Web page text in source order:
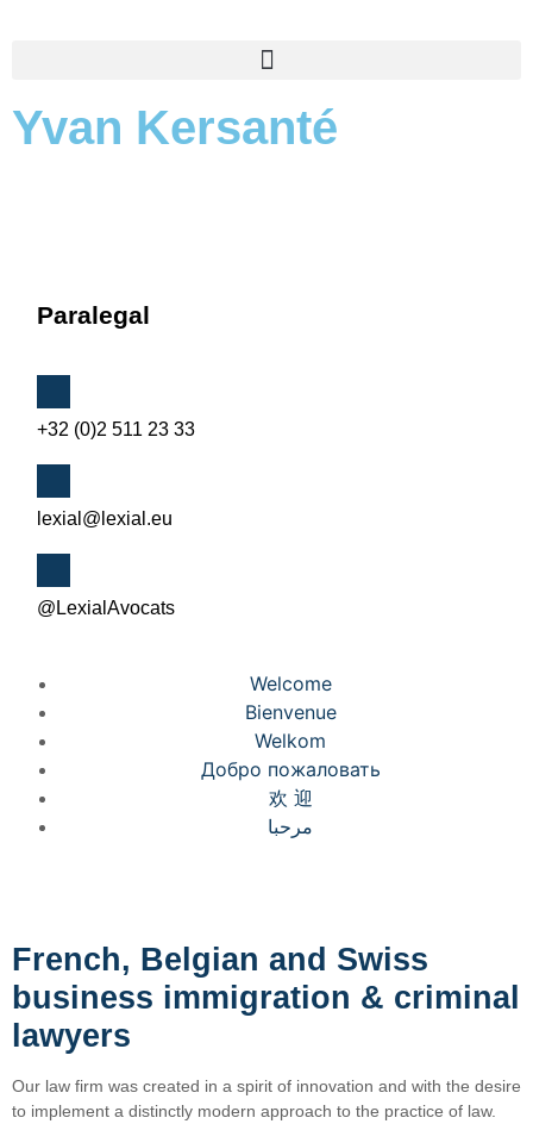
Yvan Kersanté
Paralegal
+32 (0)2 511 23 33
lexial@lexial.eu
@LexialAvocats
Welcome
Bienvenue
Welkom
Добро пожаловать
欢 迎
مرحبا
French, Belgian and Swiss
business immigration & criminal
lawyers
Our law firm was created in a spirit of innovation and with the desire
to implement a distinctly modern approach to the practice of law.